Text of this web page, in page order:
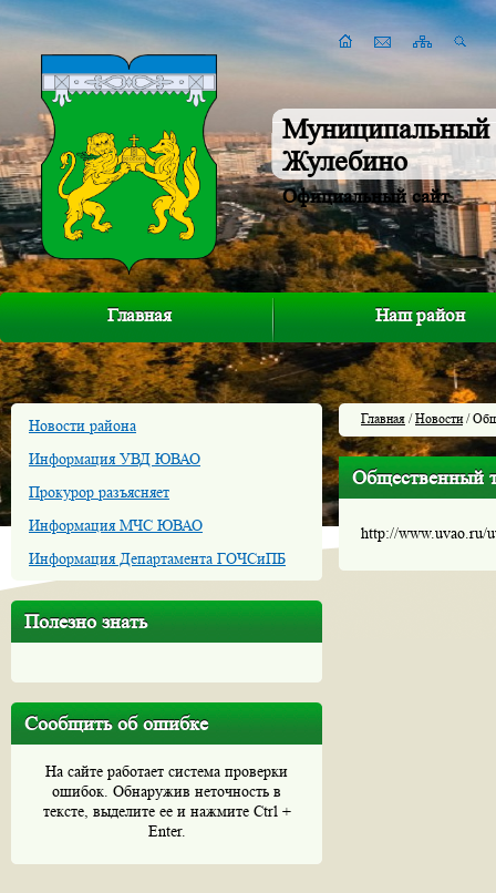
Муниципальный
Жулебино
Официальный сайт
Главная Наш район
Новости района
Информация УВД ЮВАО
Прокурор разъясняет
Информация МЧС ЮВАО
Информация Департамента ГОЧСиПБ
Полезно знать
Сообщить об ошибке
На сайте работает система проверки
ошибок. Обнаружив неточность в
тексте, выделите ее и нажмите Ctrl +
Enter.
Главная /Новости/
Общественный
http://www.uvao.ru/